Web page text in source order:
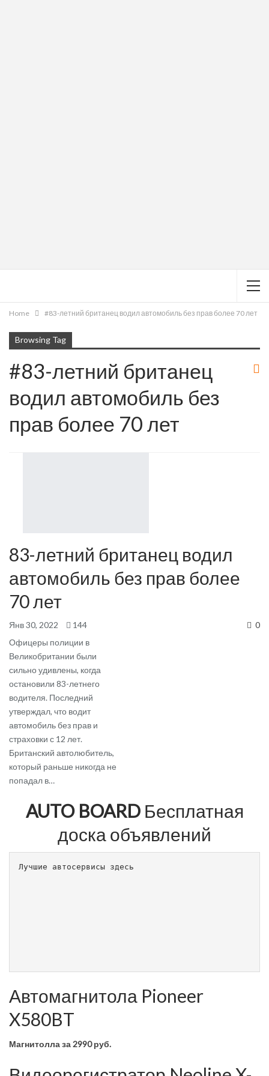
Home #83-летний британец водил автомобиль без прав более 70 лет
Browsing Tag
#83-летний британец
водил автомобиль без
прав более 70 лет
83-летний британец водил
автомобиль без прав более
70 лет
Янв 30, 2022 144
0
Офицеры полиции в
Великобритании были
сильно удивлены, когда
остановили 83-летнего
водителя. Последний
утверждал, что водит
автомобиль без прав и
страховки с 12 лет.
Британский автолюбитель,
который раньше никогда не
попадал в…
AUTO BOARDБесплатная
доска объявлений
Лучшие автосервисы здесь
Автомагнитола Pioneer
X580BT
Магнитоллаза 2990 руб.